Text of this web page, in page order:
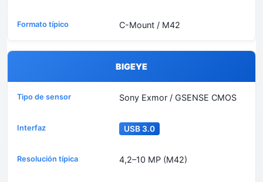
C-Mount / M42
BIGEYE
Sony Exmor / GSENSE CMOS
USB 3.0
4,2–10 MP (M42)